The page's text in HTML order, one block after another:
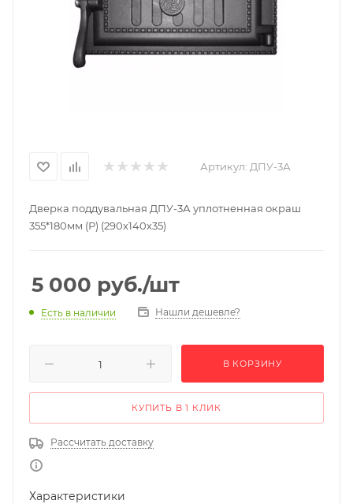
Артикул: ДПУ-3А
Дверка поддувальная ДПУ-3А уплотненная окраш
355*180мм (Р) (290х140х35)
5 000 руб./шт
Есть в наличии Нашли дешевле?
В КОРЗИНУ
КУПИТЬ В 1 КЛИК
Рассчитать доставку
Характеристики